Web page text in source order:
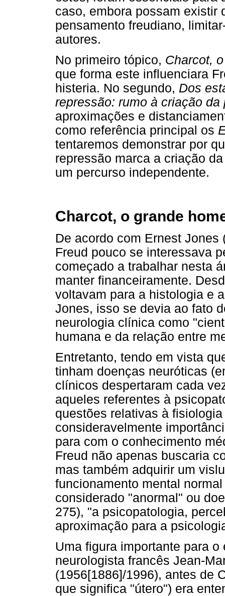
caso, embora possam existir
pensamento freudiano,
autores.
No primeiro tópico, Charcot,
que forma este influenciara
histeria. No segundo, Dos
repressão: rumo à criação da
aproximações e
como referência principal os
tentaremos demonstrar por
repressão marca a criação
um percurso independente.
Charcot, o grande
De acordo com Ernest
Freud pouco se interessava
começado a trabalhar nesta
manter financeiramente.
voltavam para a histologia e
Jones, isso se devia ao fato
neurologia clínica como
humana e da relação entre
Entretanto, tendo em vista
tinham doenças neuróticas
clínicos despertaram cada
aqueles referentes à
questões relativas à
consideravelmente
para com o conhecimento
Freud não apenas buscaria
mas também adquirir um
funcionamento mental
considerado "anormal" ou
275), "a psicopatologia,
aproximação para a
Uma figura importante para
neurologista francês Jean-
(1956[1886]/1996), antes de
que significa "útero") era